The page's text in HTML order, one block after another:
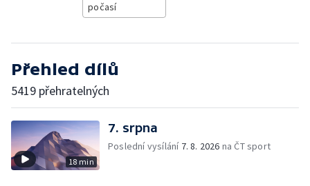
počasí
Přehled dílů
5419 přehratelných
18 min
7. srpna
Poslední vysílání 7. 8. 2026 na ČT sport